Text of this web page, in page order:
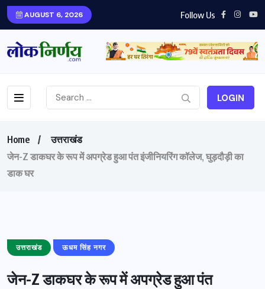
AUGUST 6, 2026 Follow Us
LOGIN
Home
उत्तराखंड
जेन-Z डाकघर के रूप में अपग्रेड हुआ पंत इंजीनियरिंग कॉलेज, घुड़दौड़ी का
डाक घर
उत्तराखंड ऊधम सिंह नगर
जेन-Z डाकघर के रूप में अपग्रेड हुआ पंत